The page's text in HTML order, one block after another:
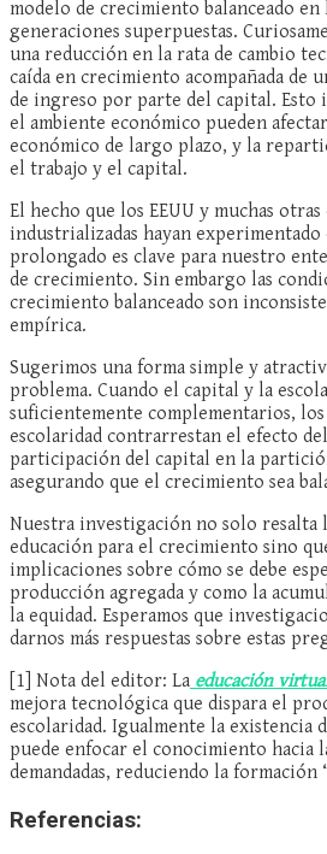
modelo de crecimiento balanceado en
generaciones superpuestas.
una reducción en la rata de cambio
caída en crecimiento acompañada de
de ingreso por parte del capital. Esto
el ambiente económico pueden
económico de largo plazo, y la
el trabajo y el capital.
El hecho que los EEUU y muchas otras
industrializadas hayan
prolongado es clave para nuestro
de crecimiento. Sin embargo las
crecimiento balanceado son
empírica.
Sugerimos una forma simple y
problema. Cuando el capital y la
suficientemente complementarios,
escolaridad contrarrestan el efecto
participación del capital en la
asegurando que el crecimiento sea
Nuestra investigación no solo resalta
educación para el crecimiento sino
implicaciones sobre cómo se debe
producción agregada y como la
la equidad. Esperamos que
darnos más respuestas sobre estas
[1] Nota del editor: La educación
mejora tecnológica que dispara el
escolaridad. Igualmente la existencia
puede enfocar el conocimiento hacia
demandadas, reduciendo la
Referencias: